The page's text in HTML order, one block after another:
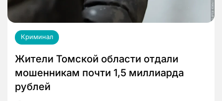
Криминал
Жители Томской области отдали
мошенникам почти 1,5 миллиарда
рублей